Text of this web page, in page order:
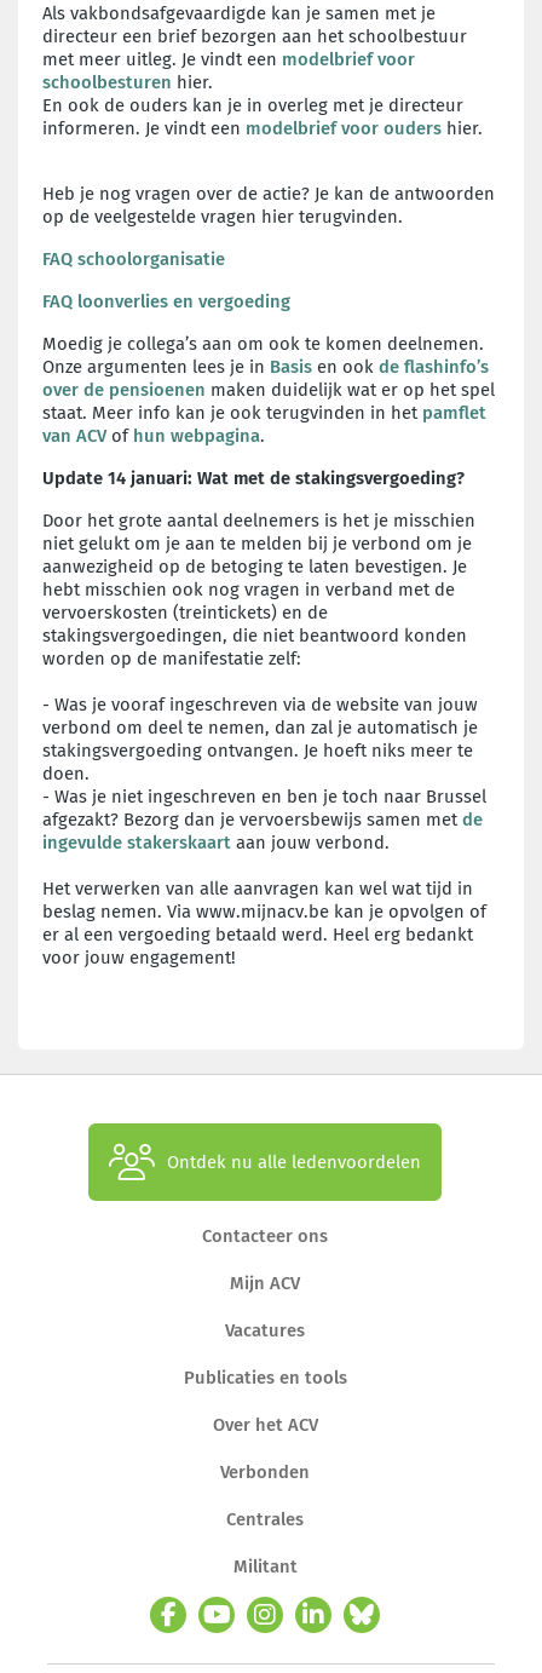
Als vakbondsafgevaardigde kan je samen met je
directeur een brief bezorgen aan het schoolbestuur
met meer uitleg. Je vindt een modelbrief voor
schoolbesturen hier.
En ook de ouders kan je in overleg met je directeur
informeren. Je vindt een modelbrief voor ouders hier.
Heb je nog vragen over de actie? Je kan de antwoorden
op de veelgestelde vragen hier terugvinden.
FAQ schoolorganisatie
FAQ loonverlies en vergoeding
Moedig je collega’s aan om ook te komen deelnemen.
Onze argumenten lees je in Basis en ook de flashinfo’s
over de pensioenen maken duidelijk wat er op het spel
staat. Meer info kan je ook terugvinden in het pamflet
van ACVof hun webpagina.
Update 14 januari: Wat met de stakingsvergoeding?
Door het grote aantal deelnemers is het je misschien
niet gelukt om je aan te melden bij je verbond om je
aanwezigheid op de betoging te laten bevestigen. Je
hebt misschien ook nog vragen in verband met de
vervoerskosten (treintickets) en de
stakingsvergoedingen, die niet beantwoord konden
worden op de manifestatie zelf:
- Was je vooraf ingeschreven via de website van jouw
verbond om deel te nemen, dan zal je automatisch je
stakingsvergoeding ontvangen. Je hoeft niks meer te
doen.
- Was je niet ingeschreven en ben je toch naar Brussel
afgezakt? Bezorg dan je vervoersbewijs samen met de
ingevulde stakerskaart aan jouw verbond.
Het verwerken van alle aanvragen kan wel wat tijd in
beslag nemen. Via www.mijnacv.be kan je opvolgen of
er al een vergoeding betaald werd. Heel erg bedankt
voor jouw engagement!
Ontdek nu alle ledenvoordelen
Contacteer ons
Mijn ACV
Vacatures
Publicaties en tools
Over het ACV
Verbonden
Centrales
Militant